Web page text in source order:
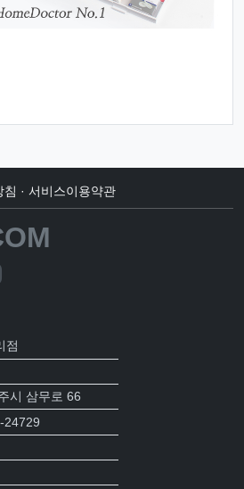
침 · 서비스이용약관
점
시 삼무로 66
24729